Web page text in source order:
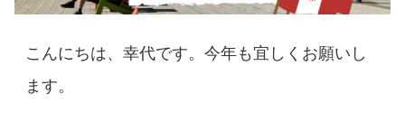
こんにちは、幸代です。今年も宜しくお願いし
ます。